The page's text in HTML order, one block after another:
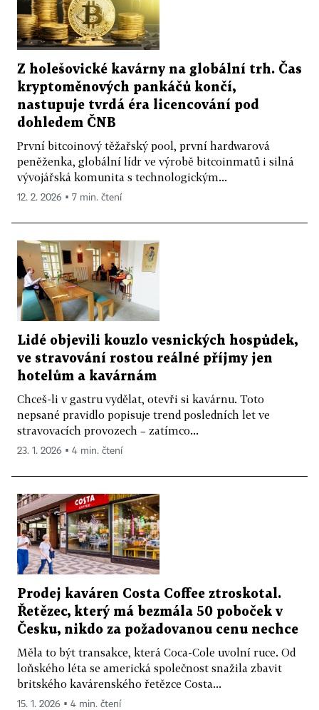
Z holešovické kavárny na globální trh. Čas
kryptoměnových pankáčů končí,
nastupuje tvrdá éra licencování pod
dohledem ČNB
První bitcoinový těžařský pool, první hardwarová
peněženka, globální lídr ve výrobě bitcoinmatů i silná
vývojářská komunita s technologickým...
12. 2. 2026 ▪ 7 min. čtení
Lidé objevili kouzlo vesnických hospůdek,
ve stravování rostou reálné příjmy jen
hotelům a kavárnám
Chceš-li v gastru vydělat, otevři si kavárnu. Toto
nepsané pravidlo popisuje trend posledních let ve
stravovacích provozech – zatímco...
23. 1. 2026 ▪ 4 min. čtení
Prodej kaváren Costa Coffee ztroskotal.
Řetězec, který má bezmála 50 poboček v
Česku, nikdo za požadovanou cenu nechce
Měla to být transakce, která Coca-Cole uvolní ruce. Od
loňského léta se americká společnost snažila zbavit
britského kavárenského řetězce Costa...
15. 1. 2026 ▪ 4 min. čtení